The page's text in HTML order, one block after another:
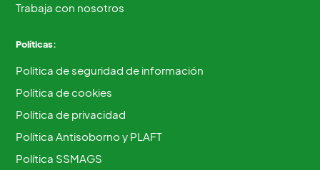
Trabaja con nosotros
Políticas:
Política de seguridad de información
Política de cookies
Política de privacidad
Política Antisoborno y PLAFT
Política SSMAGS